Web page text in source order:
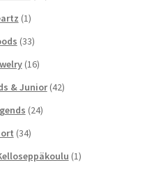
(1)
(33)
(16)
& Junior (42)
(24)
(34)
(1)